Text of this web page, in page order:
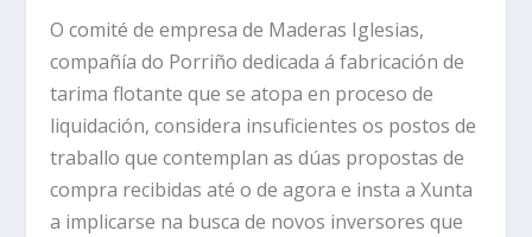
O comité de empresa de Maderas Iglesias,
compañía do Porriño dedicada á fabricación de
tarima flotante que se atopa en proceso de
liquidación, considera insuficientes os postos de
traballo que contemplan as dúas propostas de
compra recibidas até o de agora e insta a Xunta
a implicarse na busca de novos inversores que